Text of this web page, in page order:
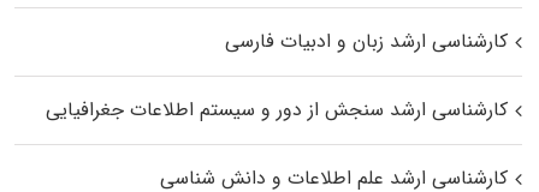
کارشناسی ارشد زبان و ادبیات فارسی
کارشناسی ارشد سنجش از دور و سیستم اطلاعات جغرافیایی
کارشناسی ارشد علم اطلاعات و دانش شناسی